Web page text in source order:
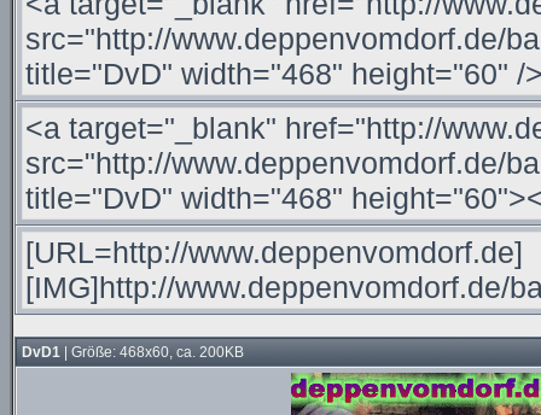
DvD1 | Größe: 468x60, ca. 200KB